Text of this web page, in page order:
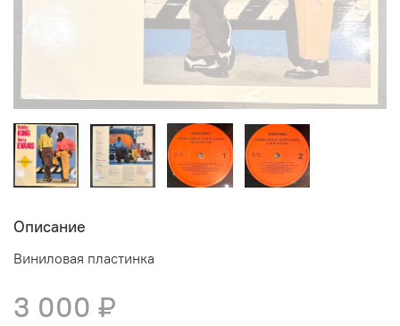
Описание
Виниловая пластинка
3 000 ₽